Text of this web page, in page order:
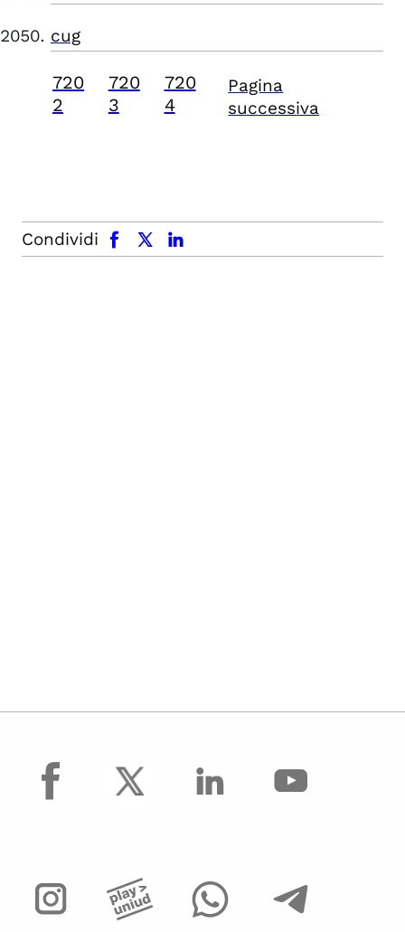
cug
720
2
720
3
720
4
Pagina
successiva
Condividi
facebook x.com linkedin
facebook